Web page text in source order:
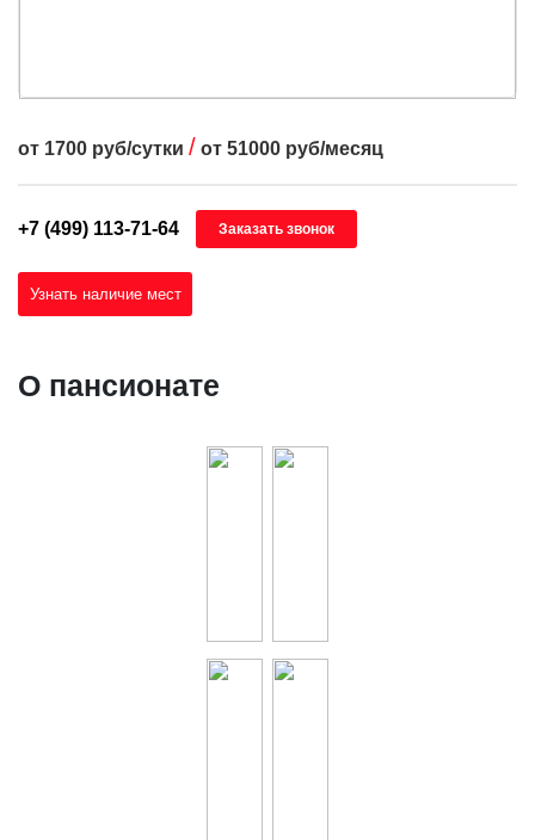
от 1700 руб/сутки / от 51000 руб/месяц
+7 (499) 113-71-64 Заказать звонок
Узнать наличие мест
О пансионате